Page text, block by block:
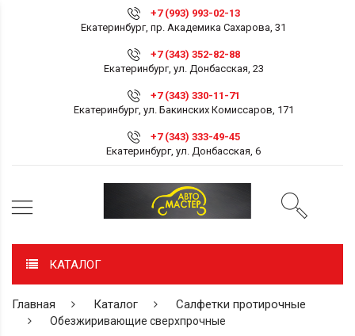
+7 (993) 993-02-13
Екатеринбург, пр. Академика Сахарова, 31
+7 (343) 352-82-88
Екатеринбург, ул. Донбасская, 23
+7 (343) 330-11-71
Екатеринбург, ул. Бакинских Комиссаров, 171
+7 (343) 333-49-45
Екатеринбург, ул. Донбасская, 6
КАТАЛОГ
Главная Каталог Салфетки протирочные
Обезжиривающие сверхпрочные